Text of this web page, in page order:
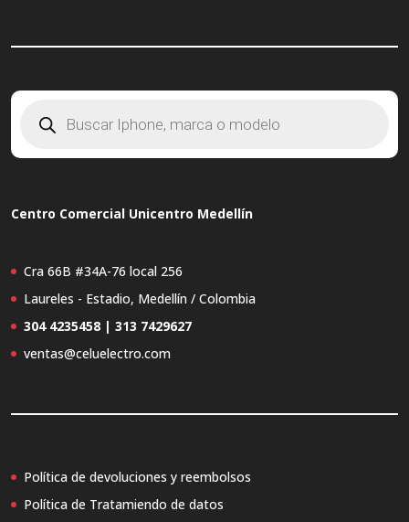
Centro Comercial Unicentro Medellín
Cra 66B #34A-76 local 256
Laureles - Estadio, Medellín / Colombia
304 4235458 | 313 7429627
ventas@celuelectro.com
Política de devoluciones y reembolsos
Política de Tratamiendo de datos